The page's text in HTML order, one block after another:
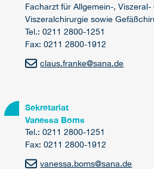
Facharzt für Allgemein-, Viszeral-
Viszeralchirurgie sowie
Tel.: 0211 2800-1251
Fax: 0211 2800-1912
claus.franke@sana.de
Sekretariat
Vanessa Boms
Tel.: 0211 2800-1251
Fax: 0211 2800-1912
vanessa.boms@sana.de